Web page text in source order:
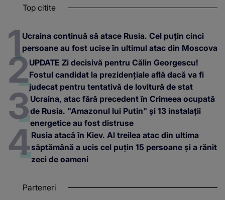
Top citite
Ucraina continuă să atace Rusia. Cel puțin cinci
persoane au fost ucise în ultimul atac din Moscova
UPDATE Zi decisivă pentru Călin Georgescu!
Fostul candidat la prezidențiale află dacă va fi
judecat pentru tentativă de lovitură de stat
Ucraina, atac fără precedent în Crimeea ocupată
de Rusia. "Amazonul lui Putin" și 13 instalații
energetice au fost distruse
Rusia atacă în Kiev. Al treilea atac din ultima
săptămână a ucis cel puțin 15 persoane și a rănit
zeci de oameni
Parteneri